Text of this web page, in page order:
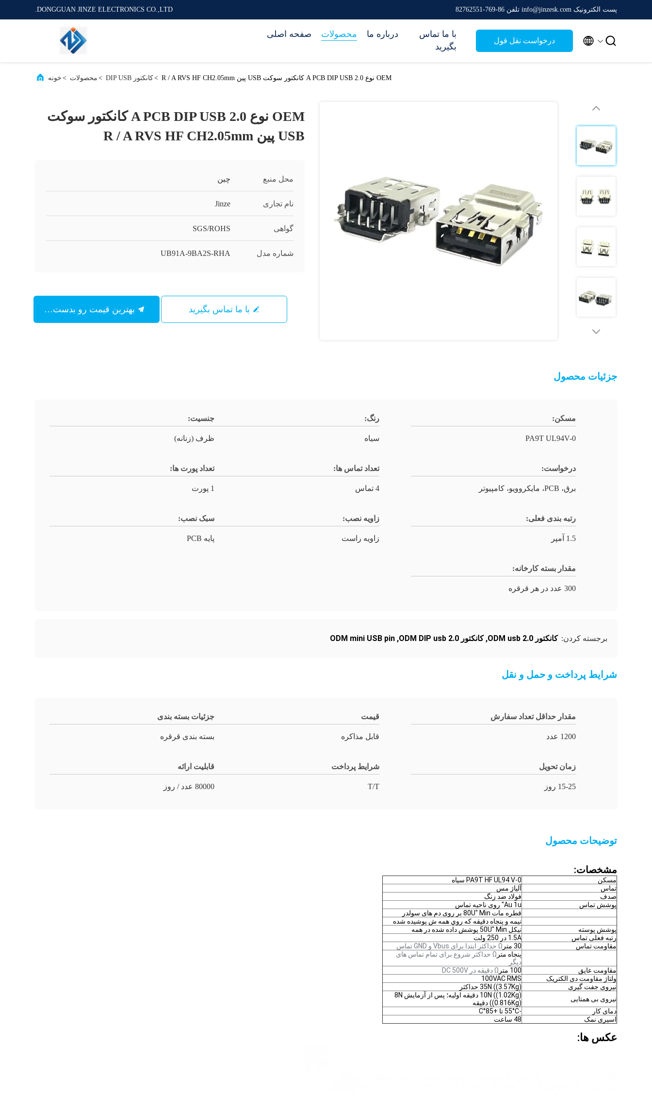
DONGGUAN JINZE ELECTRONICS CO.,LTD. پست الکترونیک info@jinzesk.com تلفن 86-769-82762551
صفحه اصلی محصولات درباره ما
با ما تماس
بگیرید
درخواست نقل قول  
خونه > محصولات > کانکتور DIP USB> OEM نوع A PCB DIP USB 2.0 کانکتور سوکت USB پین R / A RVS HF CH2.05mm
OEM نوع A PCB DIP USB 2.0 کانکتور سوکت
USB پین R / A RVS HF CH2.05mm
محل منبع چین
نام تجاری Jinze
گواهی SGS/ROHS
شماره مدل UB91A-9BA2S-RHA
با ما تماس بگیرید
جزئیات محصول
مسکن:
PA9T UL94V-0
رنگ:
سیاه
جنسیت:
ظرف (زنانه)
درخواست:
برق، PCB، مایکروویو، کامپیوتر
تعداد تماس ها:
4 تماس
تعداد پورت ها:
1 پورت
رتبه بندی فعلی:
1.5 آمپر
زاویه نصب:
زاویه راست
سبک نصب:
پایه PCB
مقدار بسته کارخانه:
300 عدد در هر قرقره
برجسته کردن: کانکتور ODM usb 2.0 ,کانکتور ODM DIP usb 2.0 ,
ODM mini USB pin
شرایط پرداخت و حمل و نقل
مقدار حداقل تعداد سفارش
1200 عدد
قیمت
قابل مذاکره
جزئیات بسته بندی
بسته بندی قرقره
زمان تحویل
15-25 روز
شرایط پرداخت
T/T
قابلیت ارائه
80000 عدد / روز
توضیحات محصول
مشخصات:
مسکن
PA9T HF UL94 V-0 سیاه
تماس
آلیاژ مس
صدف
فولاد ضد زنگ
پوشش تماس
Au 1u" روی ناحیه تماس
قطره مات 80U" Min بر روی دم های سولدر
نيمه و پنجاه دقيقه که روي همه ش پوشيده شده
پوشش پوسته
نیکل 50U" Min پوشش داده شده در همه
رتبه فعلی تماس
1.5A در 250 ولت
مقاومت تماس
30 متر
Ω حداکثر ابتدا برای Vbus و GND تماس
پنجاه متر
Ω حداکثر شروع برای تمام تماس های
دیگر
مقاومت عایق
100 متر
Ω دقیقه در DC 500V
ولتاژ مقاومت دی الکتریک
100VAC RMS
نیروی جفت گیری
35N ((3.57Kg) حداکثر
نیروی بی همتایی
10N ((1.02Kg) دقیقه اولیه؛ پس از آزمایش 8N
((0.816Kg) دقیقه
دمای کار
-55°C تا +85°C
اسپری نمک
48 ساعت
عکس ها: